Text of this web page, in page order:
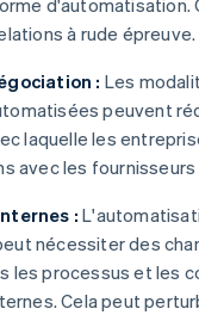
d'automatisation.
à rude épreuve.
: Les
peuvent
laquelle les
avec les fournisseurs
:
nécessiter des
les processus et les
Cela peut